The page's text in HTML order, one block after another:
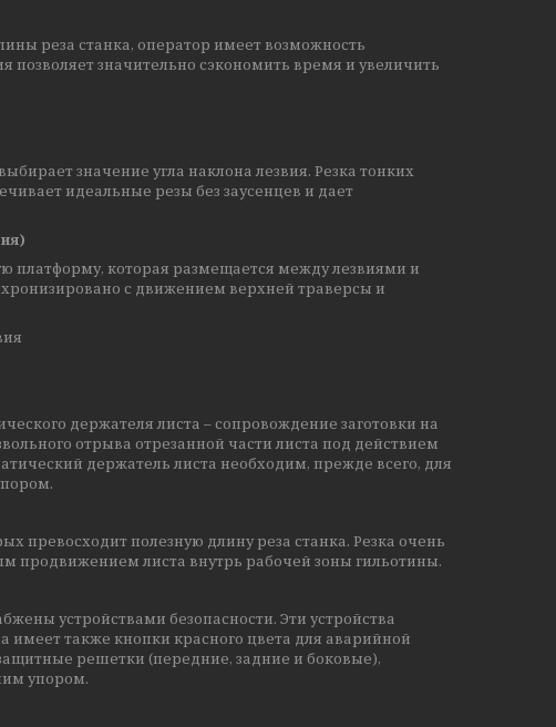
реза станка, оператор имеет возможность
позволяет значительно сэкономить время и увеличить
значение угла наклона лезвия. Резка тонких
идеальные резы без заусенцев и дает
платформу, которая размещается между лезвиями и
с движением верхней траверсы и
держателя листа – сопровождение заготовки на
отрыва отрезанной части листа под действием
держатель листа необходим, прежде всего, для
превосходит полезную длину реза станка. Резка очень
продвижением листа внутрь рабочей зоны гильотины.
устройствами безопасности. Эти устройства
также кнопки красного цвета для аварийной
решетки (передние, задние и боковые),
упором.